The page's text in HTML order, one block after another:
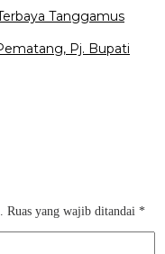
Tanggamus
Pj. Bupati
Ruas yang wajib ditandai *